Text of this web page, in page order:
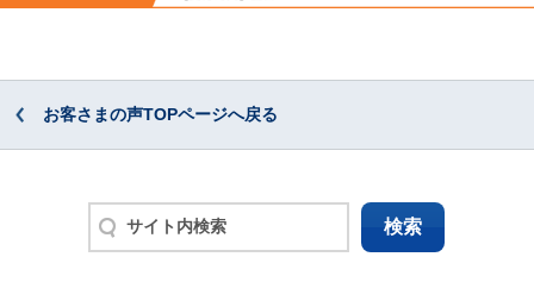
お客さまの声TOPページへ戻る